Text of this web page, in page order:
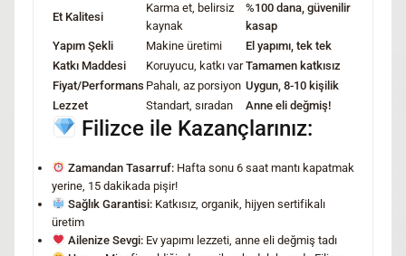
Et Kalitesi
Karma et, belirsiz
kaynak
%100 dana, güvenilir
kasap
Yapım Şekli
Makine üretimi
El yapımı, tek tek
Katkı Maddesi
Koruyucu, katkı var Tamamen katkısız
Fiyat/Performans Pahalı, az porsiyon Uygun, 8-10 kişilik
Lezzet
Standart, sıradan Anne eli değmiş!
Filizce ile Kazançlarınız:
Zamandan Tasarruf:Hafta sonu 6 saat mantı kapatmak
yerine, 15 dakikada pişir!
Sağlık Garantisi:Katkısız, organik, hijyen sertifikalı
üretim
Ailenize Sevgi:Ev yapımı lezzeti, anne eli değmiş tadı